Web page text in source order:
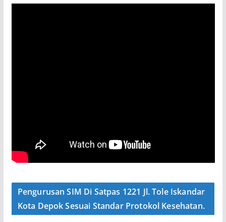
Pengurusan SIM Di Satpas 1221 Jl. Tole Iskandar
Kota Depok Sesuai Standar Protokol Kesehatan.